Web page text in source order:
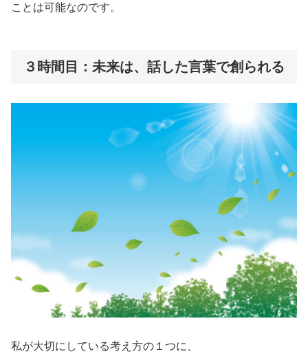
ことは可能なのです。
３時間目：未来は、話した言葉で創られる
私が大切にしている考え方の１つに、